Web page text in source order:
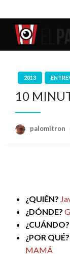
al
contenido
Tu espacio de
2013
10
palomitron
¿QUIÉN?
¿DÓNDE?
¿CUÁNDO?
¿POR QUÉ?
MAMÁ